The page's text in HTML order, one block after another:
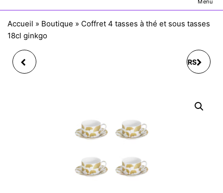
Menu
Accueil » Boutique » Coffret 4 tasses à thé et sous tasses
18cl ginkgo
COFFRET 2 DÉJEUNERS